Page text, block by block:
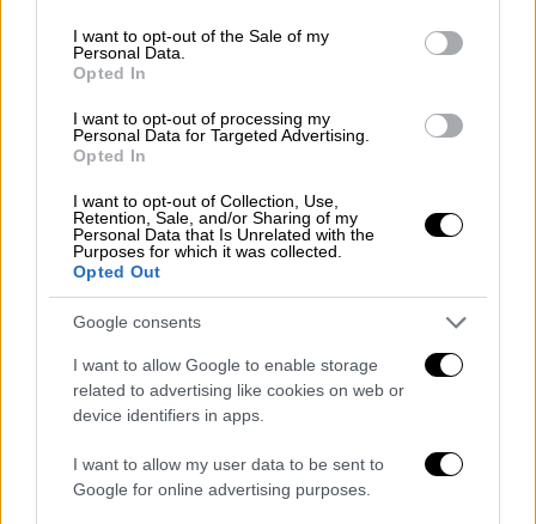
consent section.
I want to opt-out of the Sale of my
Personal Data.
Opted In
I want to opt-out of processing my
Personal Data for Targeted Advertising.
Opted In
I want to opt-out of Collection, Use,
Retention, Sale, and/or Sharing of my
Personal Data that Is Unrelated with the
Purposes for which it was collected.
Opted Out
Google consents
I want to allow Google to enable storage
related to advertising like cookies on web or
device identifiers in apps.
I want to allow my user data to be sent to
Google for online advertising purposes.
κάποιο αντικείμενο ενώδεν υπήρξε σημάδι
που να υποδηλώνει πως έγινε κάποιαπάλη
«Δεν υπήρξαν ευρήματα που να υποδηλώνουν
ότι τα χτυπήματα που δέχθηκε στο πρόσωπο
και το κεφάλι ο άνθρωπος ήταν με κάποιο
αντικείμενο. Οι κακώσεις που φέρει
φαίνεται ότι προήλθαν απόγροθιές
. Στο
υπόλοιπο σώμα δεν είχε κάποια άλλα
ευρήματα ενώ φαίνεται ότι δεν πρόλαβε και
να αμυνθεί.Δεν είχε ίχνη πάλης
», τόνισε
σχετικά ο κ. Παπαδομανωλάκης τονίζοντας
ότι δεν υπήρχαν σημάδια που να
υποδηλώνουν πως ήταν δεμένος.
Πώς έγινε αντιληπτό το άγριο
έγκλημα